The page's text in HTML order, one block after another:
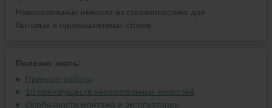
Накопительные емкости из стеклопластика для
бытовых и промышленных стоков.
Полезно знать:
Принцип работы
10 преимуществ накопительных емкостей
Особенности монтажа и эксплуатации